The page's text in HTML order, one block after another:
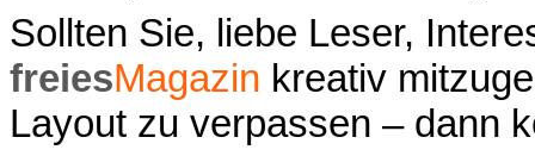
Sollten Sie, liebe Leser,
freiesMagazin kreativ
Layout zu verpassen – dann